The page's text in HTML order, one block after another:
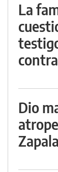
La
Dio